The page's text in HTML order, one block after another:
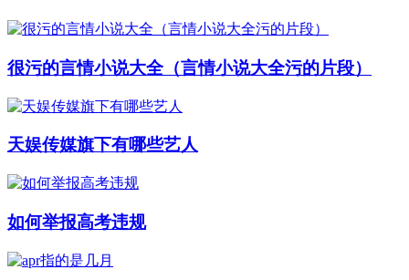
很污的言情小说大全（言情小说大全污的片段）
天娱传媒旗下有哪些艺人
如何举报高考违规